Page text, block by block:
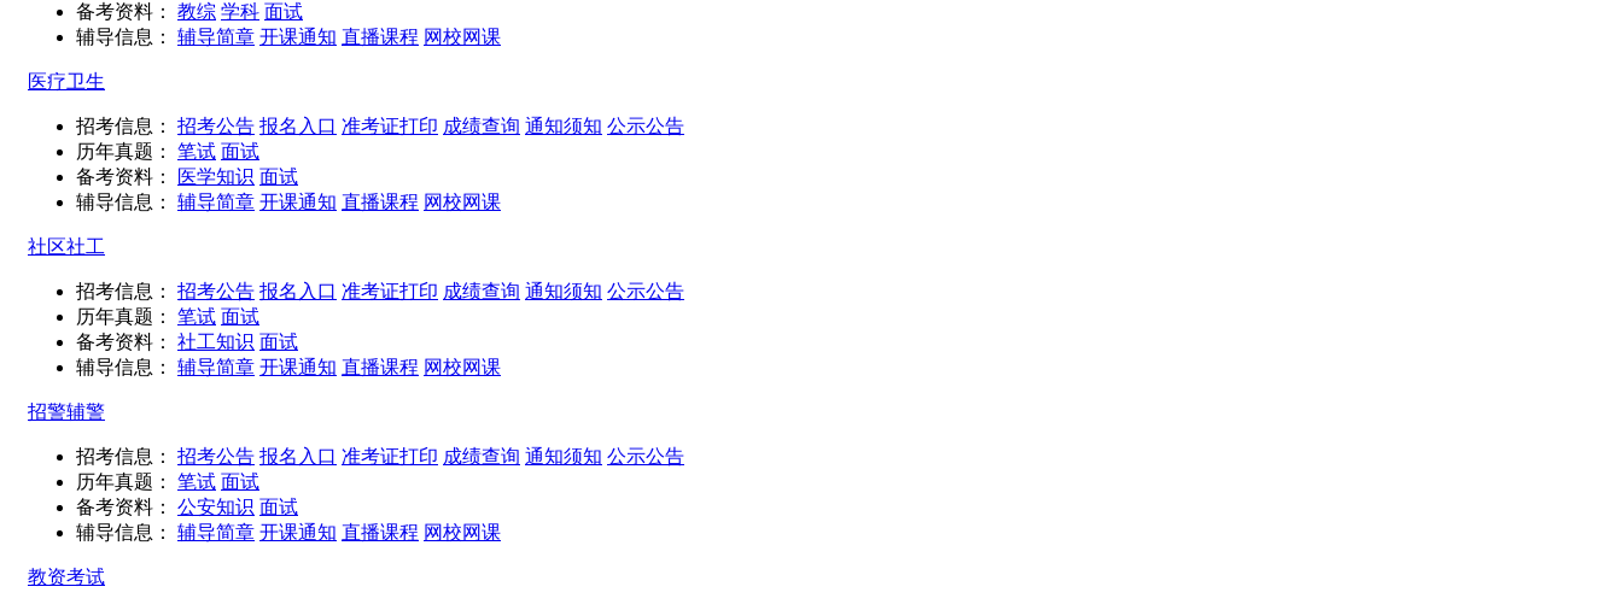
备考资料：
教综 学科 面试
辅导信息：
辅导简章 开课通知 直播课程 网校网课
医疗卫生
招考信息： 招考公告 报名入口 准考证打印 成绩查询 通知须知 公示公告
历年真题：
笔试 面试
备考资料：
医学知识 面试
辅导信息：
辅导简章 开课通知 直播课程 网校网课
社区社工
招考信息： 招考公告 报名入口 准考证打印 成绩查询 通知须知 公示公告
历年真题：
笔试 面试
备考资料：
社工知识 面试
辅导信息：
辅导简章 开课通知 直播课程 网校网课
招警辅警
招考信息： 招考公告 报名入口 准考证打印 成绩查询 通知须知 公示公告
历年真题：
笔试 面试
备考资料：
公安知识 面试
辅导信息：
辅导简章 开课通知 直播课程 网校网课
教资考试